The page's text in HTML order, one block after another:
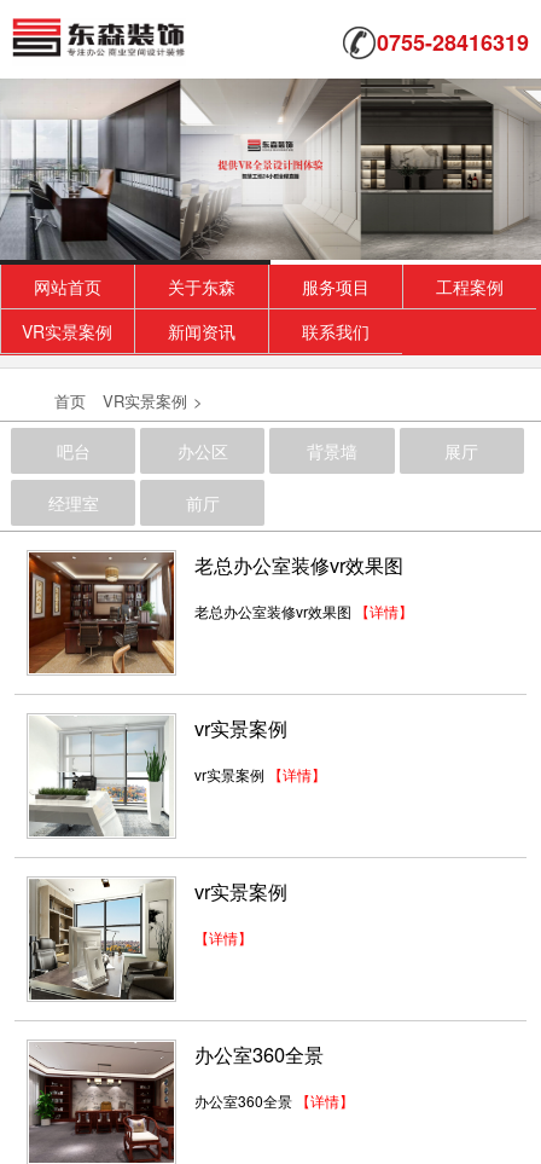
0755-28416319
网站首页 关于东森 服务项目
工程案例
VR实景案例
新闻资讯 联系我们
首页 VR实景案例 >
吧台 办公区 背景墙 展厅
经理室 前厅
老总办公室装修vr效果图
老总办公室装修vr效果图 【详情】
vr实景案例
vr实景案例 【详情】
vr实景案例
【详情】
办公室360全景
办公室360全景 【详情】
浅色连续又赋予造型与颜色变...
2018-07-30
深圳办公室装修公司 我们的设计师团队有着多年
的深圳办公室设计经验，...